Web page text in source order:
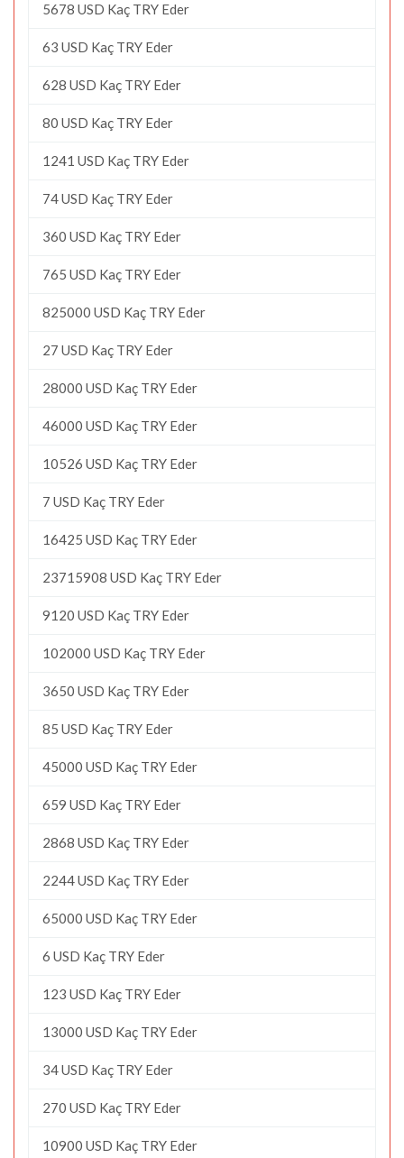
5678 USD Kaç TRY Eder
63 USD Kaç TRY Eder
628 USD Kaç TRY Eder
80 USD Kaç TRY Eder
1241 USD Kaç TRY Eder
74 USD Kaç TRY Eder
360 USD Kaç TRY Eder
765 USD Kaç TRY Eder
825000 USD Kaç TRY Eder
27 USD Kaç TRY Eder
28000 USD Kaç TRY Eder
46000 USD Kaç TRY Eder
10526 USD Kaç TRY Eder
7 USD Kaç TRY Eder
16425 USD Kaç TRY Eder
23715908 USD Kaç TRY Eder
9120 USD Kaç TRY Eder
102000 USD Kaç TRY Eder
3650 USD Kaç TRY Eder
85 USD Kaç TRY Eder
45000 USD Kaç TRY Eder
659 USD Kaç TRY Eder
2868 USD Kaç TRY Eder
2244 USD Kaç TRY Eder
65000 USD Kaç TRY Eder
6 USD Kaç TRY Eder
123 USD Kaç TRY Eder
13000 USD Kaç TRY Eder
34 USD Kaç TRY Eder
270 USD Kaç TRY Eder
10900 USD Kaç TRY Eder